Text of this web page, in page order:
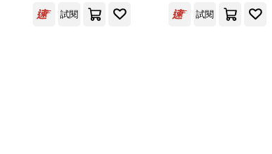
試閱 試閱